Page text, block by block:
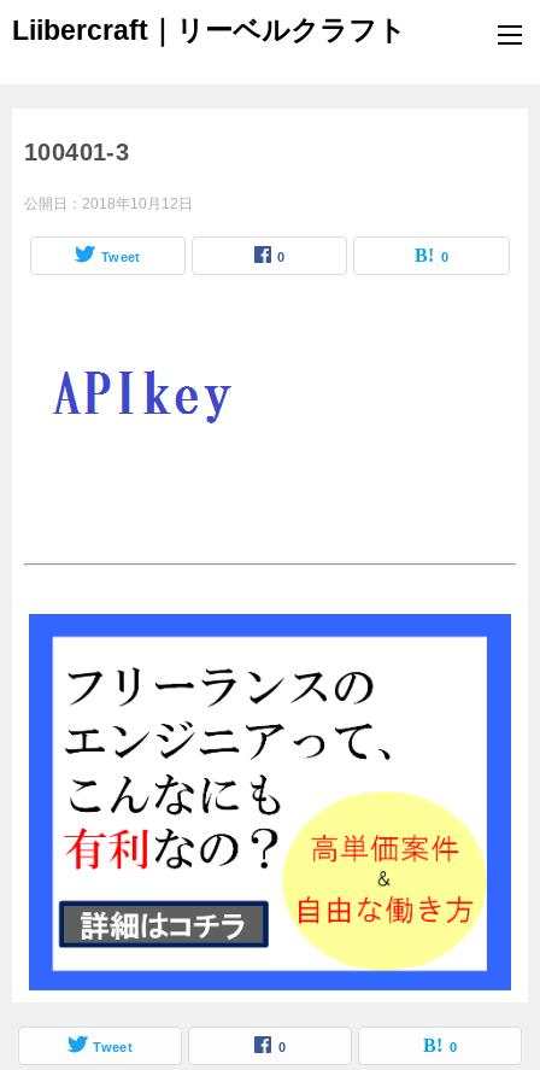
Liibercraft｜リーベルクラフト
100401-3
公開日： 2018年10月12日
Tweet 0 0
Tweet 0 0